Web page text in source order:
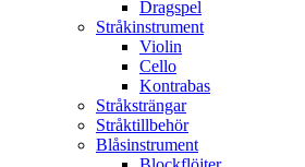
Dragspel
Stråkinstrument
Violin
Cello
Kontrabas
Stråksträngar
Stråktillbehör
Blåsinstrument